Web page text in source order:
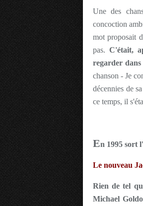
Une des
concoction
mot proposait
pas. C'était,
regarder
chanson - Je
décennies de
ce temps, il
En 1995 sort
Le nouveau
Rien de tel
Michael